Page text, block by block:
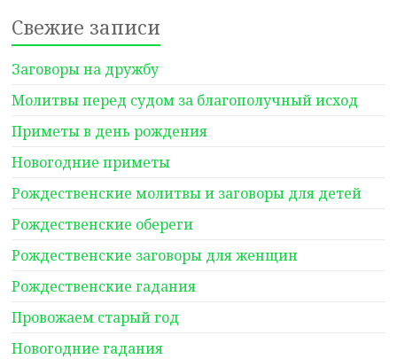
Свежие записи
Заговоры на дружбу
Молитвы перед судом за благополучный исход
Приметы в день рождения
Новогодние приметы
Рождественские молитвы и заговоры для детей
Рождественские обереги
Рождественские заговоры для женщин
Рождественские гадания
Провожаем старый год
Новогодние гадания